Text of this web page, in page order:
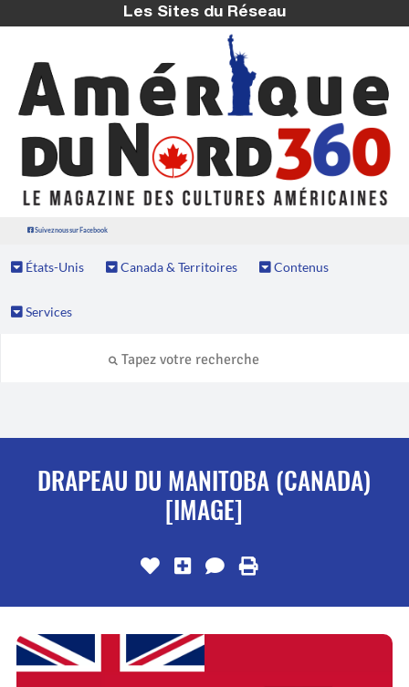
Les Sites du Réseau
Suivez nous sur Facebook
États-Unis Canada & Territoires Contenus
Services
DRAPEAU DU MANITOBA (CANADA)
[IMAGE]